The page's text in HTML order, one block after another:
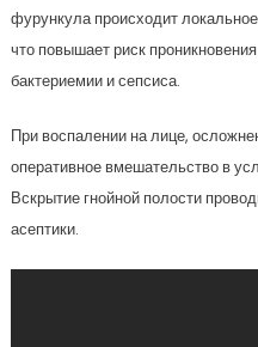
фурункула происходит
что повышает риск
бактериемии и сепсиса.
При воспалении на лице,
оперативное вмешательство в
Вскрытие гнойной полости
асептики.